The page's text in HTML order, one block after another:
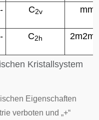
Kristallsystem
C2v mm
C2h 2m2m
Eigenschaften
verboten und „+“